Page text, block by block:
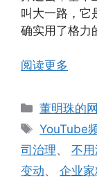
叫大一路，它
确实用了格力
阅读更多
分
类
董明珠的
标
签
YouTube
司治理、 不用
变动、 企业